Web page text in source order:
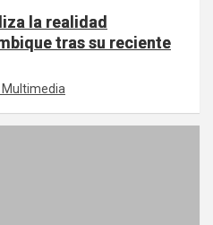
la realidad
tras su reciente
Multimedia